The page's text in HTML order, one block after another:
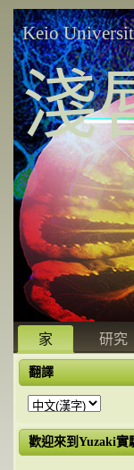
Keio
淺
家 研究
翻譯
歡迎來到Yuzaki實